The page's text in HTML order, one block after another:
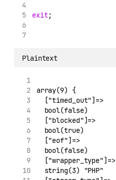
exit;
Plaintext
array(9) {
  ["timed_out"]=>
  bool(false)
  ["blocked"]=>
  bool(true)
  ["eof"]=>
  bool(false)
  ["wrapper_type"]=>
  string(3) "PHP"